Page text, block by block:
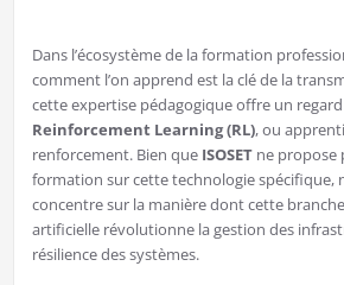
Dans l’écosystème de la formation
comment l’on apprend est la clé de la
cette expertise pédagogique offre un
Reinforcement Learning (RL), ou
renforcement. Bien que ISOSETne propose
formation sur cette technologie spécifique,
concentre sur la manière dont cette
artificielle révolutionne la gestion des
résilience des systèmes.